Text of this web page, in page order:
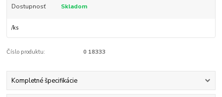
Dostupnosť Skladom
/ks
Číslo produktu: 0 18333
Kompletné špecifikácie